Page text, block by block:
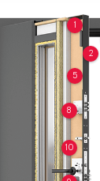
1
2
5
8
10